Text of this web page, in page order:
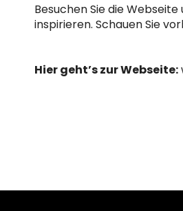
Besuchen Sie die
inspirieren. Schauen Sie
Hier geht’s zur Webseite: